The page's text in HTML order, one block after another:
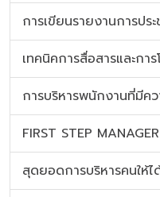
การเขียนรายงานการปร
เทคนิคการสื่อสารและกา
การบริหารพนักงานที่มีค
FIRST STEP
สุดยอดการบริหารคนให้ไ